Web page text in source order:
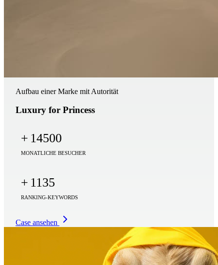
Aufbau einer Marke mit Autorität
Luxury for Princess
+ 14500
MONATLICHE BESUCHER
+ 1135
RANKING-KEYWORDS
Case ansehen